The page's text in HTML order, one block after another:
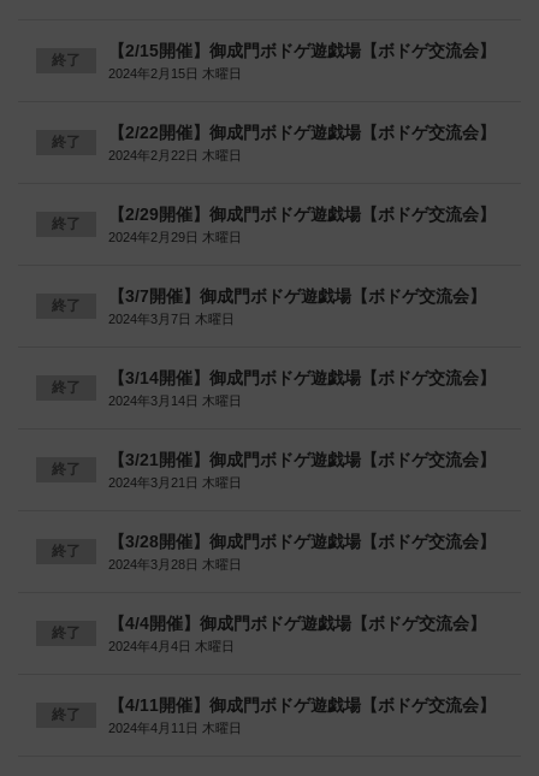
終了 【2/15開催】御成門ボドゲ遊戯場【ボドゲ交流会】
2024年2月15日 木曜日
終了 【2/22開催】御成門ボドゲ遊戯場【ボドゲ交流会】
2024年2月22日 木曜日
終了 【2/29開催】御成門ボドゲ遊戯場【ボドゲ交流会】
2024年2月29日 木曜日
終了 【3/7開催】御成門ボドゲ遊戯場【ボドゲ交流会】
2024年3月7日 木曜日
終了 【3/14開催】御成門ボドゲ遊戯場【ボドゲ交流会】
2024年3月14日 木曜日
終了 【3/21開催】御成門ボドゲ遊戯場【ボドゲ交流会】
2024年3月21日 木曜日
終了 【3/28開催】御成門ボドゲ遊戯場【ボドゲ交流会】
2024年3月28日 木曜日
終了 【4/4開催】御成門ボドゲ遊戯場【ボドゲ交流会】
2024年4月4日 木曜日
終了 【4/11開催】御成門ボドゲ遊戯場【ボドゲ交流会】
2024年4月11日 木曜日